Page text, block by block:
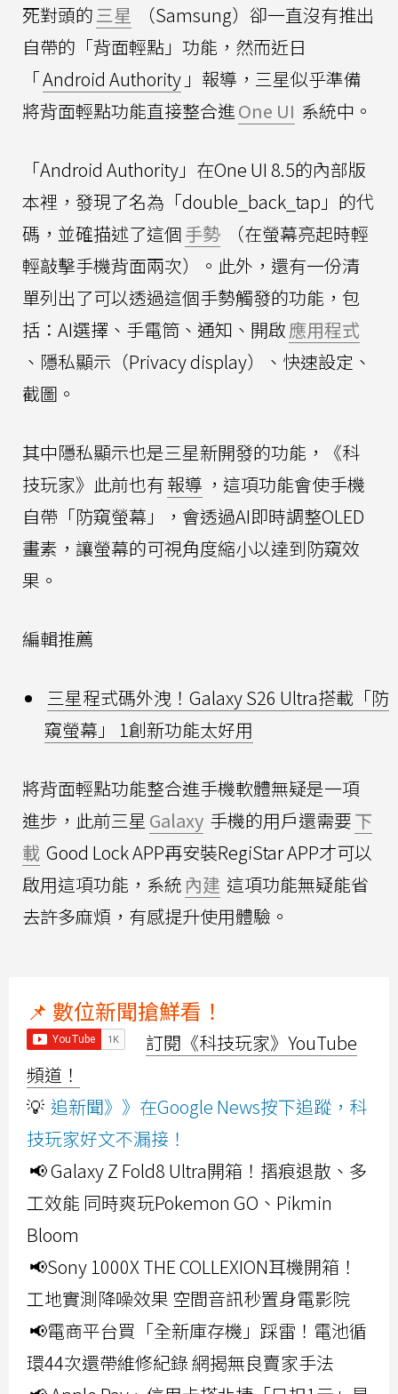
死對頭的三星
（Samsung）卻一直沒有推出
自帶的「背面輕點」功能，然而近日
「Android Authority 」報導，三星似乎準備
將背面輕點功能直接整合進One UI 系統中。
「Android Authority」在One UI 8.5的內部版
本裡，發現了名為「double_back_tap」的代
碼，並確描述了這個手勢
（在螢幕亮起時輕
輕敲擊手機背面兩次）。此外，還有一份清
單列出了可以透過這個手勢觸發的功能，包
括：AI選擇、手電筒、通知、開啟應用程式
、隱私顯示（Privacy display）、快速設定、
截圖。
其中隱私顯示也是三星新開發的功能，《科
技玩家》此前也有報導 ，這項功能會使手機
自帶「防窺螢幕」，會透過AI即時調整OLED
畫素，讓螢幕的可視角度縮小以達到防窺效
果。
編輯推薦
三星程式碼外洩！Galaxy S26 Ultra搭載「防
窺螢幕」 1創新功能太好用
將背面輕點功能整合進手機軟體無疑是一項
進步，此前三星 Galaxy 手機的用戶還需要下
載 Good Lock APP再安裝RegiStar APP才可以
啟用這項功能，系統 內建 這項功能無疑能省
去許多麻煩，有感提升使用體驗。
📌 數位新聞搶鮮看！
訂閱《科技玩家》YouTube
頻道！
💡 追新聞》》在Google News按下追蹤，科
技玩家好文不漏接！
📢 Galaxy Z Fold8 Ultra開箱！摺痕退散、多
工效能 同時爽玩Pokemon GO、Pikmin
Bloom
📢Sony 1000X THE COLLEXION耳機開箱！
工地實測降噪效果 空間音訊秒置身電影院
📢電商平台買「全新庫存機」踩雷！電池循
環44次還帶維修紀錄 網揭無良賣家手法